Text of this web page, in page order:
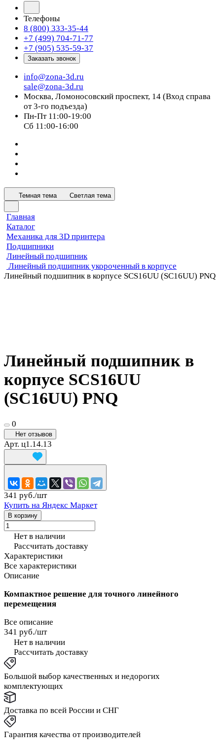
Телефоны
8 (800) 333-35-44
+7 (499) 704-71-77
+7 (905) 535-59-37
Заказать звонок
info@zona-3d.ru
sale@zona-3d.ru
Москва, Ломоносовский проспект, 14 (Вход справа
от 3-го подъезда)
Пн-Пт 11:00-19:00
Сб 11:00-16:00
Темная тема Светлая тема
Главная
Каталог
Механика для 3D принтера
Подшипники
Линейный подшипник
Линейный подшипник укороченный в корпусе
Линейный подшипник в корпусе SCS16UU (SC16UU) PNQ
Линейный подшипник в
корпусе SCS16UU
(SC16UU) PNQ
0
Нет отзывов
Арт. ц1.14.13
341 руб./шт
Купить на Яндекс Маркет
В корзину
Нет в наличии
Рассчитать доставку
Характеристики
Все характеристики
Описание
Компактное решение для точного линейного
перемещения
Все описание
341 руб./шт
Нет в наличии
Рассчитать доставку
Большой выбор качественных и недорогих
комплектующих
Доставка по всей России и СНГ
Гарантия качества от производителей